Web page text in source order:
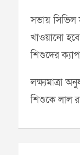
সভায় সিভিল
খাওয়ানো
শিশুদের
লক্ষ্যমাত্রা
শিশুকে লাল